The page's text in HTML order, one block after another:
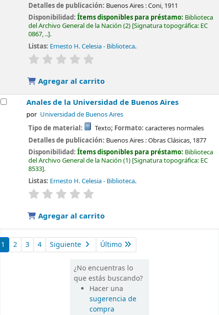
Detalles de publicación: Buenos Aires :Coni, 1911
Disponibilidad:Ítems disponibles para préstamo: Biblioteca
del Archivo General de la Nación (2) Signatura topográfica: EC
0867, .. .
Listas: Ernesto H. Celesia - Biblioteca.
valoración
Agregar al carrito
Anales de la Universidad de Buenos Aires
por Universidad de Buenos Aires
Tipo de material: Texto; Formato: caracteres normales
Detalles de publicación: Buenos Aires :Obras Clásicas, 1877
Disponibilidad:Ítems disponibles para préstamo: Biblioteca
del Archivo General de la Nación (1) Signatura topográfica: EC
8533 .
Listas: Ernesto H. Celesia - Biblioteca.
valoración
Agregar al carrito
1 2 3 4 Siguiente Último
¿No encuentras lo
que estás buscando?
Hacer una
sugerencia de
compra